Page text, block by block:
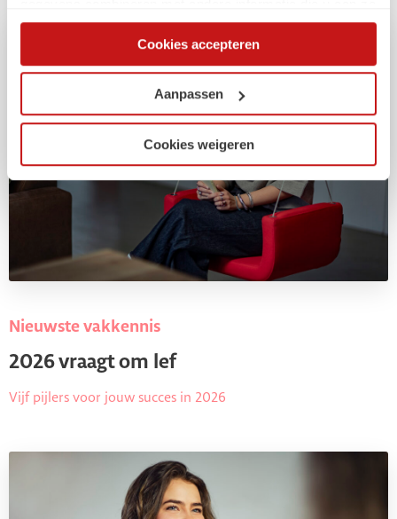
heeft verstrekt of die ze hebben verzameld op basis van
uw gebruik van hun services. Via de cookieverklaring op
onze website kunt u uw toestemming op elk moment
Cookies accepteren
Aanpassen
Cookies weigeren
Nieuwste vakkennis
2026 vraagt om lef
Vijf pijlers voor jouw succes in 2026